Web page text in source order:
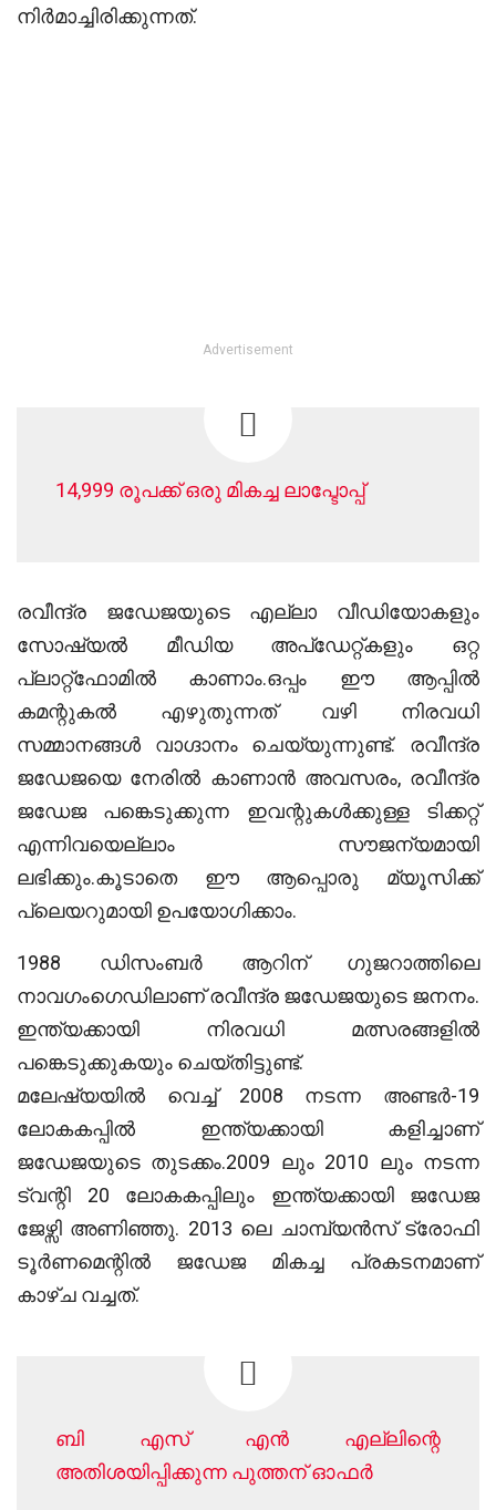
നിർമാച്ചിരിക്കുന്നത്.
Advertisement
14,999 രൂപക്ക് ഒരു മികച്ച ലാപ്ടോപ്പ്
രവീന്ദ്ര ജഡേജയുടെ എല്ലാ വീഡിയോകളും
സോഷ്യല്‍ മീഡിയ അപ്ഡേറ്റ്കളും ഒറ്റ
പ്ലാറ്റ്ഫോമിൽ കാണാം.ഒപ്പം ഈ ആപ്പിൽ
കമന്റുകൽ എഴുതുന്നത് വഴി നിരവധി
സമ്മാനങ്ങൾ വാഗ്ദാനം ചെയ്യുന്നുണ്ട്. രവീന്ദ്ര
ജഡേജയെ നേരിൽ കാണാൻ അവസരം, രവീന്ദ്ര
ജഡേജ പങ്കെടുക്കുന്ന ഇവന്റുകൾക്കുള്ള ടിക്കറ്റ്
എന്നിവയെല്ലാം സൗജന്യമായി
ലഭിക്കും.കൂടാതെ ഈ ആപ്പൊരു മ്യൂസിക്ക്
പ്ലെയറുമായി ഉപയോഗിക്കാം.
1988 ഡിസംബർ ആറിന് ഗുജറാത്തിലെ
നാവഗംഗെഡിലാണ് രവീന്ദ്ര ജഡേജയുടെ ജനനം.
ഇന്ത്യക്കായി നിരവധി മത്സരങ്ങളിൽ
പങ്കെടുക്കുകയും ചെയ്തിട്ടുണ്ട്.
മലേഷ്യയിൽ വെച്ച് 2008 നടന്ന അണ്ടർ-19
ലോകകപ്പിൽ ഇന്ത്യക്കായി കളിച്ചാണ്
ജഡേജയുടെ തുടക്കം.2009 ലും 2010 ലും നടന്ന
ട്വന്റി 20 ലോകകപ്പിലും ഇന്ത്യക്കായി ജഡേജ
ജേഴ്സി അണിഞ്ഞു. 2013 ലെ ചാമ്പ്യൻസ് ട്രോഫി
ടൂർണമെന്റിൽ ജഡേജ മികച്ച പ്രകടനമാണ്
കാഴ്ച വച്ചത്.
ബി എസ് എൻ എല്ലിന്റെ
അതിശയിപ്പിക്കുന്ന പുത്തന് ‍ഓഫർ